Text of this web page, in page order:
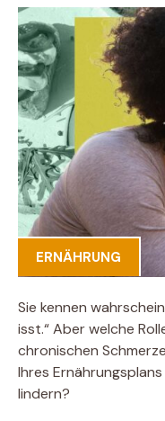
ERNÄHRUNG
Sie kennen
isst.“ Aber welche
chronischen
Ihres
lindern?